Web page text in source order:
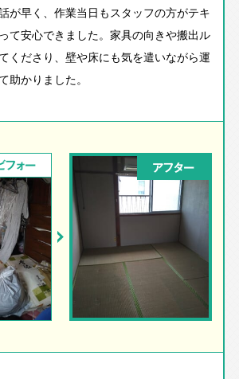
が早く、作業当日もスタッフの方がテキ
て安心できました。家具の向きや搬出ル
くださり、壁や床にも気を遣いながら運
助かりました。
フォー アフター